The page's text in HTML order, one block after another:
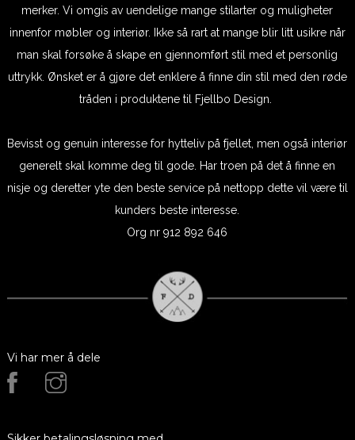
merker. Vi omgis av uendelige mange stilarter og muligheter
innenfor møbler og interiør. Ikke så rart at mange blir litt usikre når
man skal forsøke å skape en gjennomført stil med et personlig
uttrykk. Ønsket er å gjøre det enklere å finne din stil med den røde
tråden i produktene til Fjellbo Design.
Bevisst og genuin interesse for hytteliv på fjellet, men også interiør
generelt skal komme deg til gode. Har troen på det å finne en
nisje og deretter yte den beste service på nettopp dette vil være til
kunders beste interesse.
Org nr 912 892 646
Vi har mer å dele